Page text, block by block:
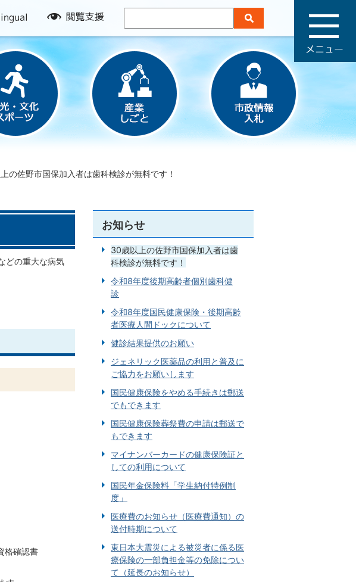
閲
援
の佐野市国保加入者は歯科検診が無料です！
どの重大な病気
格確認書
お知らせ
30歳以上の佐野市国保加入者は歯
科検診が無料です！
令和8年度後期高齢者個別歯科健
診
令和8年度国民健康保険・後期高齢
者医療人間ドックについて
健診結果提供のお願い
ジェネリック医薬品の利用と普及に
ご協力をお願いします
国民健康保険をやめる手続きは郵送
でもできます
国民健康保険葬祭費の申請は郵送で
もできます
マイナンバーカードの健康保険証と
しての利用について
国民年金保険料「学生納付特例制
度」
医療費のお知らせ（医療費通知）の
送付時期について
東日本大震災による被災者に係る医
療保険の一部負担金等の免除につい
て（延長のお知らせ）